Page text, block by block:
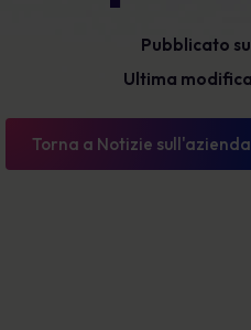
Le definizioni di
conoscere
Pubblicato
Ultima
Torna a Notizie sull'azienda